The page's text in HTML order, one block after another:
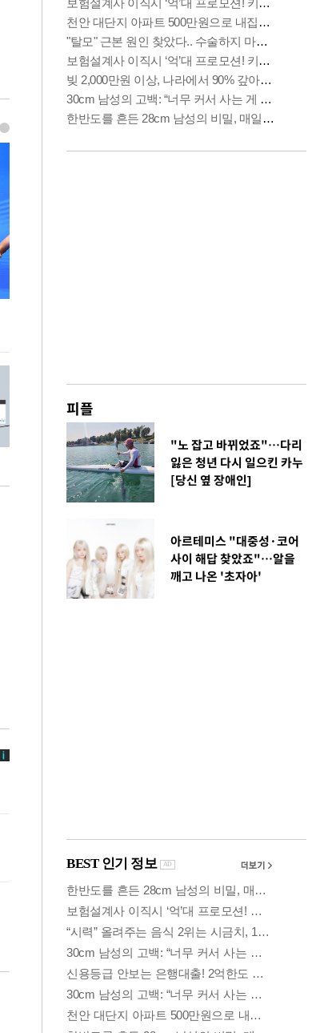
피플
"노 잡고 바뀌었죠"…다리
잃은 청년 다시 일으킨 카누
[당신 옆 장애인]
아르테미스 "대중성·코어
사이 해답 찾았죠"…알을
깨고 나온 '초자아'